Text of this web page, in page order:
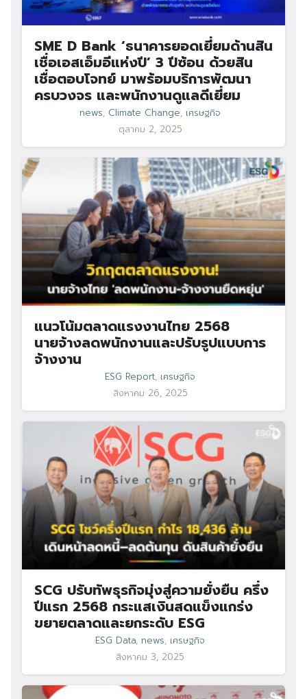
SME D Bank ‘ธนาคารยอดเยี่ยมด้านสิน
เชื่อเอสเอ็มอีแห่งปี’ 3 ปีซ้อน ด้วยสิน
เชื่อตอบโจทย์ มาพร้อมบริการพัฒนา
ครบวงจร และพนักงานดูแลดีเยี่ยม
news, Climate Change, เศรษฐกิจ
ตุลาคม 2, 2025
แนวโน้มตลาดแรงงานไทย 2568
นายจ้างลดพนักงานและปรับรูปแบบการ
จ้างงาน
ESG Report, เศรษฐกิจ
สิงหาคม 26, 2025
SCG ปรับทัพธุรกิจมุ่งสู่ความยั่งยืน ครึ่ง
ปีแรก 2568 กระแสเงินสดแข็งแกร่ง
ขยายตลาดและยกระดับ ESG
ESG Data, news, เศรษฐกิจ
สิงหาคม 3, 2025